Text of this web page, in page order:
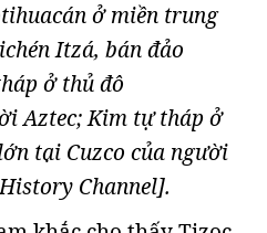
ở miền trung
Itzá, bán đảo
ở thủ đô
Aztec; Kim tự tháp ở
tại Cuzco của người
Channel].